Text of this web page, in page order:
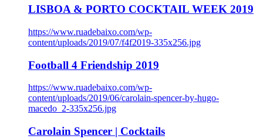
LISBOA & PORTO COCKTAIL WEEK 2019
https://www.ruadebaixo.com/wp-
content/uploads/2019/07/f4f2019-335x256.jpg
Football 4 Friendship 2019
https://www.ruadebaixo.com/wp-
content/uploads/2019/06/carolain-spencer-by-hugo-
macedo_2-335x256.jpg
Carolain Spencer | Cocktails